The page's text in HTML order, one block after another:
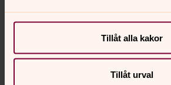
Tillåt alla kakor
Tillåt urval